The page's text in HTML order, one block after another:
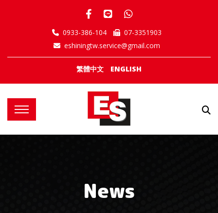
0933-386-104
07-3351903
eshiningtw.service@gmail.com
繁體中文 ENGLISH
News